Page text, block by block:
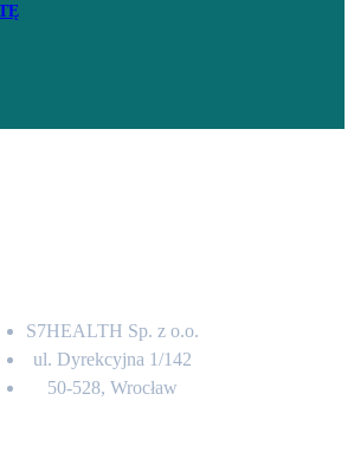
S7HEALTH Sp. z o.o.
ul. Dyrekcyjna 1/142
50-528, Wrocław